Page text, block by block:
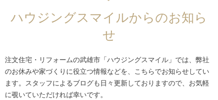
ハウジングスマイルからのお知ら
せ
注文住宅・リフォームの武雄市「ハウジングスマイル」では、弊社
のお休みや家づくりに役立つ情報などを、こちらでお知らせしてい
ます。スタッフによるブログも日々更新しておりますので、お気軽
に覗いていただければ幸いです。